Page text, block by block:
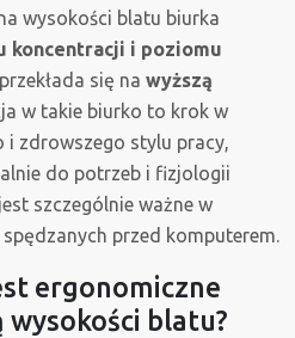
wysokości blatu biurka
koncentracji i poziomu
się na wyższą
w takie biurko to krok w
i zdrowszego stylu pracy,
do potrzeb i fizjologii
szczególnie ważne w
przed komputerem.
ergonomiczne
wysokości blatu?